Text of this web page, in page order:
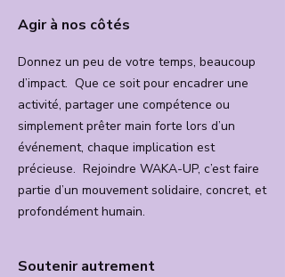
Agir à nos côtés
Donnez un peu de votre temps, beaucoup
d’impact. Que ce soit pour encadrer une
activité, partager une compétence ou
simplement prêter main forte lors d’un
événement, chaque implication est
précieuse. Rejoindre WAKA-UP, c’est faire
partie d’un mouvement solidaire, concret, et
profondément humain.
Soutenir autrement